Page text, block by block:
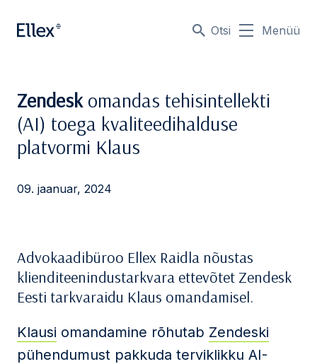
Otsi Menüü
Zendeskomandas tehisintellekti
(AI) toega kvaliteedihalduse
platvormi Klaus
09. jaanuar, 2024
Advokaadibüroo Ellex Raidla nõustas
klienditeenindustarkvara ettevõtet Zendesk
Eesti tarkvaraidu Klaus omandamisel.
Klausi omandamine rõhutab Zendeski
pühendumust pakkuda terviklikku AI-